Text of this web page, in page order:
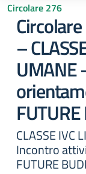
Circolare 276
–
UMANE
CLASSE IVC
Incontro
FUTURE